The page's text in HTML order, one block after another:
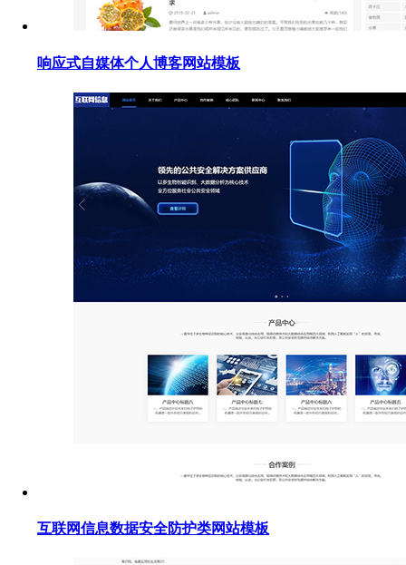
响应式自媒体个人博客网站模板
互联网信息数据安全防护类网站模板